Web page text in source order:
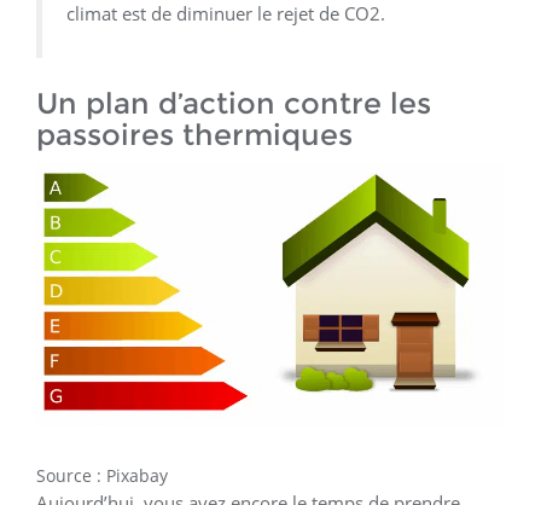
climat est de diminuer le rejet de CO2.
Un plan d’action contre les
passoires thermiques
Source : Pixabay